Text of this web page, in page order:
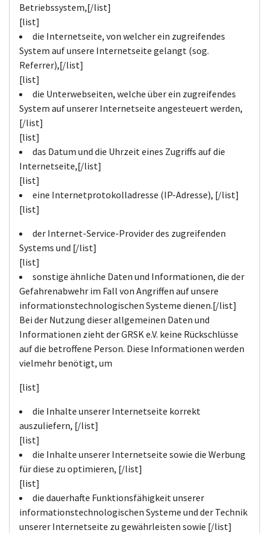
Betriebssystem,[/list]
[list]
die Internetseite, von welcher ein zugreifendes
System auf unsere Internetseite gelangt (sog.
Referrer),[/list]
[list]
die Unterwebseiten, welche über ein zugreifendes
System auf unserer Internetseite angesteuert werden,
[/list]
[list]
das Datum und die Uhrzeit eines Zugriffs auf die
Internetseite,[/list]
[list]
eine Internetprotokolladresse (IP-Adresse), [/list]
[list]
der Internet-Service-Provider des zugreifenden
Systems und [/list]
[list]
sonstige ähnliche Daten und Informationen, die der
Gefahrenabwehr im Fall von Angriffen auf unsere
informationstechnologischen Systeme dienen.[/list]
Bei der Nutzung dieser allgemeinen Daten und
Informationen zieht der GRSK e.V. keine Rückschlüsse
auf die betroffene Person. Diese Informationen werden
vielmehr benötigt, um
[list]
die Inhalte unserer Internetseite korrekt
auszuliefern, [/list]
[list]
die Inhalte unserer Internetseite sowie die Werbung
für diese zu optimieren, [/list]
[list]
die dauerhafte Funktionsfähigkeit unserer
informationstechnologischen Systeme und der Technik
unserer Internetseite zu gewährleisten sowie [/list]